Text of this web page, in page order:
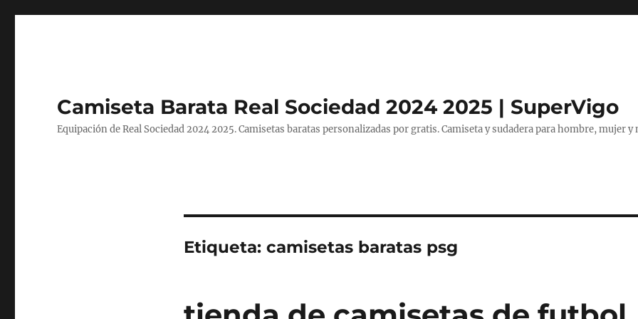
Camiseta Barata Real Sociedad 2024 2025 | SuperVigo
Equipación de Real Sociedad 2024 2025. Camisetas baratas personalizadas por gratis. Camiseta y sudadera para hombre, mujer y
Etiqueta: camisetas baratas psg